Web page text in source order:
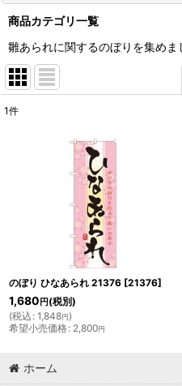
商品カテゴリ一覧
雛あられに関するのぼりを集めま
1件
のぼり ひなあられ 21376 [21376]
1,680 円 (税別)
(税込 : 1,848円)
希望小売価格: 2,800円
ホーム